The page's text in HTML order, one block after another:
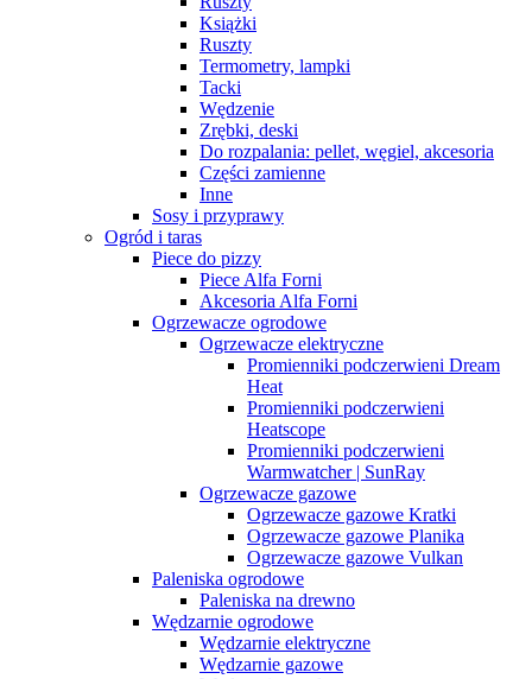
Książki
Ruszty
Termometry, lampki
Tacki
Wędzenie
Zrębki, deski
Do rozpalania: pellet, węgiel, akcesoria
Części zamienne
Inne
Sosy i przyprawy
Ogród i taras
Piece do pizzy
Piece Alfa Forni
Akcesoria Alfa Forni
Ogrzewacze ogrodowe
Ogrzewacze elektryczne
Promienniki podczerwieni Dream
Heat
Promienniki podczerwieni
Heatscope
Promienniki podczerwieni
Warmwatcher | SunRay
Ogrzewacze gazowe
Ogrzewacze gazowe Kratki
Ogrzewacze gazowe Planika
Ogrzewacze gazowe Vulkan
Paleniska ogrodowe
Paleniska na drewno
Wędzarnie ogrodowe
Wędzarnie elektryczne
Wędzarnie gazowe